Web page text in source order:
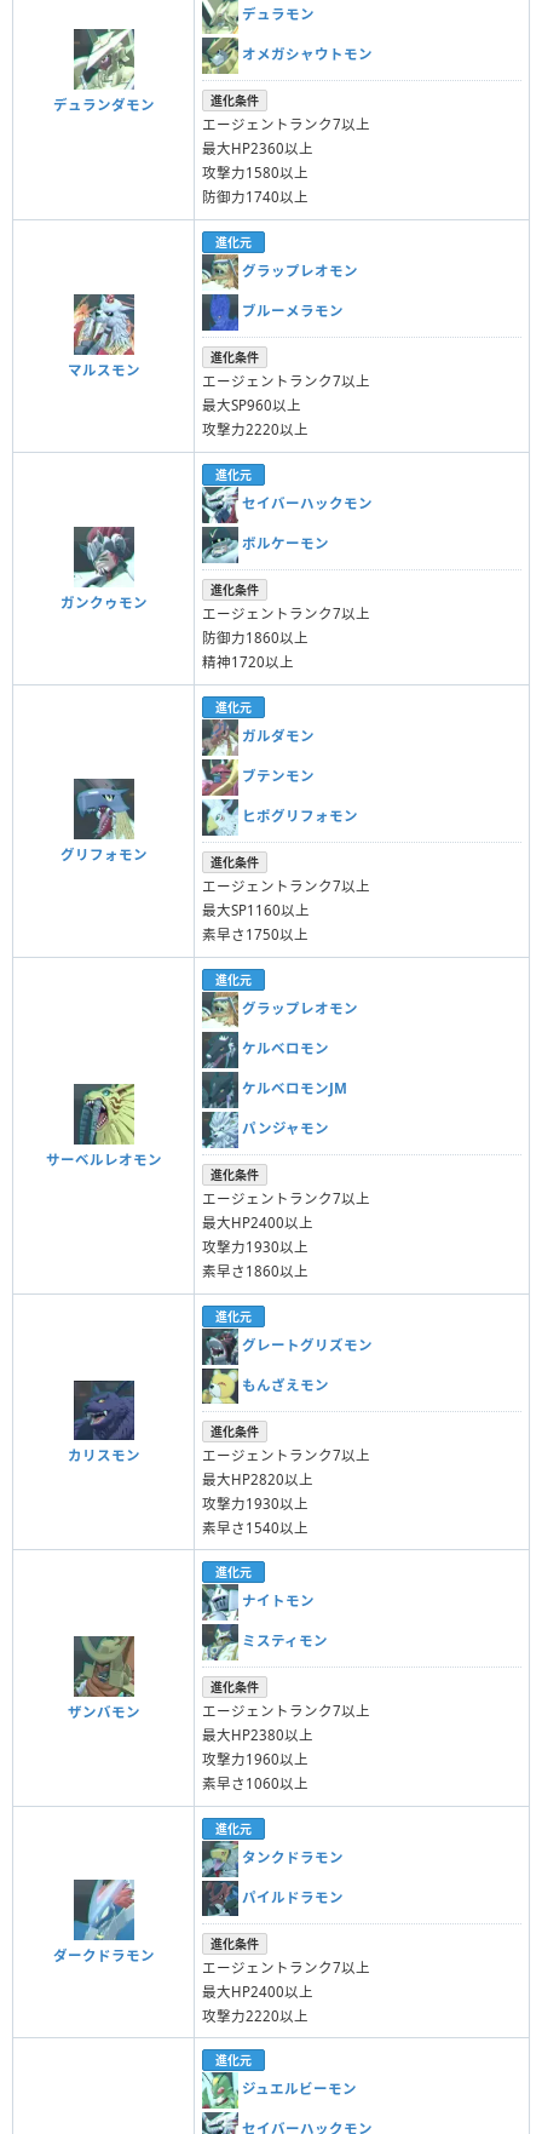
デュランダモン
デュラモン
オメガシャウトモン
進化条件
エージェントランク7以上
最大HP2360以上
攻撃力1580以上
防御力1740以上
マルスモン
進化元
グラップレオモン
ブルーメラモン
進化条件
エージェントランク7以上
最大SP960以上
攻撃力2220以上
ガンクゥモン
進化元
セイバーハックモン
ボルケーモン
進化条件
エージェントランク7以上
防御力1860以上
精神1720以上
グリフォモン
進化元
ガルダモン
ブテンモン
ヒポグリフォモン
進化条件
エージェントランク7以上
最大SP1160以上
素早さ1750以上
サーベルレオモン
進化元
グラップレオモン
ケルベロモン
ケルベロモンJM
パンジャモン
進化条件
エージェントランク7以上
最大HP2400以上
攻撃力1930以上
素早さ1860以上
カリスモン
進化元
グレートグリズモン
もんざえモン
進化条件
エージェントランク7以上
最大HP2820以上
攻撃力1930以上
素早さ1540以上
ザンバモン
進化元
ナイトモン
ミスティモン
進化条件
エージェントランク7以上
最大HP2380以上
攻撃力1960以上
素早さ1060以上
ダークドラモン
進化元
タンクドラモン
パイルドラモン
進化条件
エージェントランク7以上
最大HP2400以上
攻撃力2220以上
進化元
ジュエルビーモン
セイバーハックモン